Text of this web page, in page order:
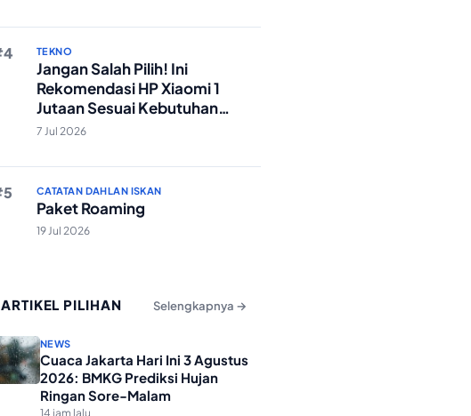
TEKNO
Jangan Salah Pilih! Ini
Rekomendasi HP Xiaomi 1
Jutaan Sesuai Kebutuhan
Anda
7 Jul 2026
CATATAN DAHLAN ISKAN
Paket Roaming
19 Jul 2026
ARTIKEL PILIHAN Selengkapnya →
NEWS
Cuaca Jakarta Hari Ini 3 Agustus
2026: BMKG Prediksi Hujan
Ringan Sore-Malam
14 jam lalu